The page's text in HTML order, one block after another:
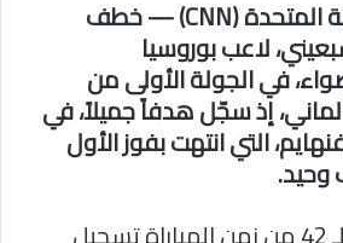
دبي، الإمارات العربية المتحدة (CNN) — خطف
لاعب بوروسيا
في الجولة الأولى من
إذ سجّل هدفاً جميلاً، في
التي انتهت بفوز الأول
وحيد.